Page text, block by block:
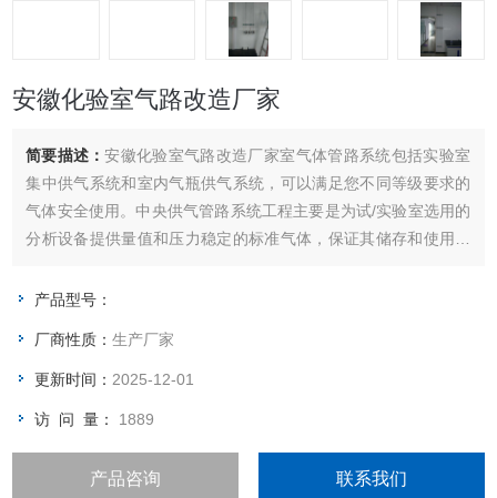
安徽化验室气路改造厂家
简要描述：安徽化验室气路改造厂家室气体管路系统包括实验室
集中供气系统和室内气瓶供气系统，可以满足您不同等级要求的
气体安全使用。中央供气管路系统工程主要是为试/实验室选用的
分析设备提供量值和压力稳定的标准气体，保证其储存和使用的
产品型号：
厂商性质：生产厂家
更新时间： 2025-12-01
访 问 量： 1889
产品咨询 联系我们